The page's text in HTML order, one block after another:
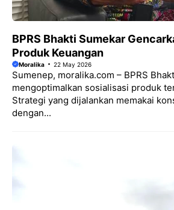
BPRS Bhakti Sumekar
Produk Keuangan
Moralika 22 May 2026
Sumenep, moralika.com – BPRS
mengoptimalkan sosialisasi produk
Strategi yang dijalankan memakai
dengan...